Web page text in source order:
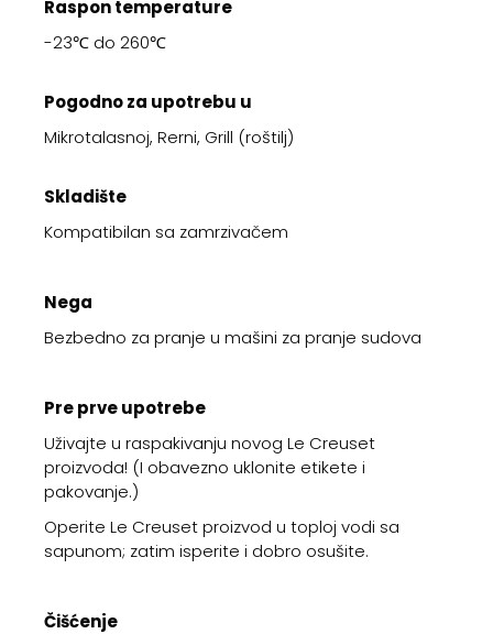
Raspon temperature
-23℃ do 260℃
Pogodno za upotrebu u
Mikrotalasnoj, Rerni, Grill (roštilj)
Skladište
Kompatibilan sa zamrzivačem
Nega
Bezbedno za pranje u mašini za pranje sudova
Pre prve upotrebe
Uživajte u raspakivanju novog Le Creuset
proizvoda! (I obavezno uklonite etikete i
pakovanje.)
Operite Le Creuset proizvod u toploj vodi sa
sapunom; zatim isperite i dobro osušite.
Čišćenje